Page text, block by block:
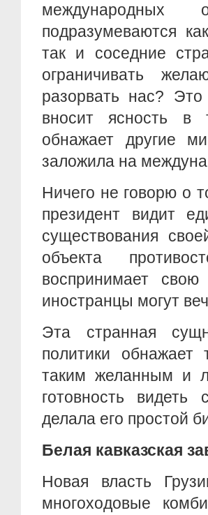
международных
подразумеваются
так и соседние
ограничивать
разорвать нас?
вносит ясность в
обнажает другие
заложила на
Ничего не говорю о
президент видит
существования
объекта
воспринимает
иностранцы могут
Эта странная
политики
таким желанным и
готовность
делала его простой
Белая кавказская
Новая власть
многоходовые